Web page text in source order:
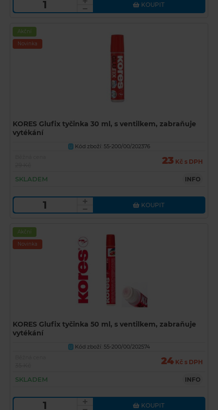
KOUPIT
Akční
Novinka
KORES Glufix tyčinka 30 ml, s ventilkem, zabraňuje
vytékání
U Kód zboží: 55-200/00/202376
23 Kč s DPH
SKLADEM INFO
KOUPIT
Akční
Novinka
KORES Glufix tyčinka 50 ml, s ventilkem, zabraňuje
vytékání
U
Kód zboží: 55-200/00/202574
24 Kč s DPH
SKLADEM INFO
KOUPIT